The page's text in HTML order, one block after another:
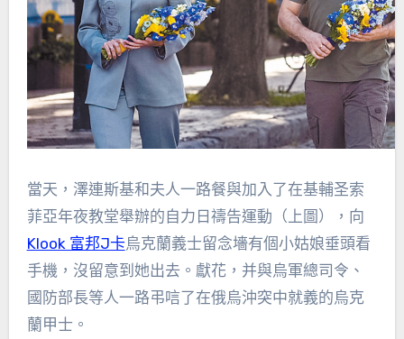
當天，澤連斯基和夫人一路餐與加入了在基輔圣索
菲亞年夜教堂舉辦的自力日禱告運動（上圖），向
Klook 富邦J卡烏克蘭義士留念墻有個小姑娘垂頭看
手機，沒留意到她出去。獻花，并與烏軍總司令、
國防部長等人一路弔唁了在俄烏沖突中就義的烏克
蘭甲士。